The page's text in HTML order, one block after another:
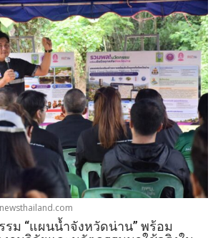
ม “แผนน้ำจังหวัดน่าน” พร้อม